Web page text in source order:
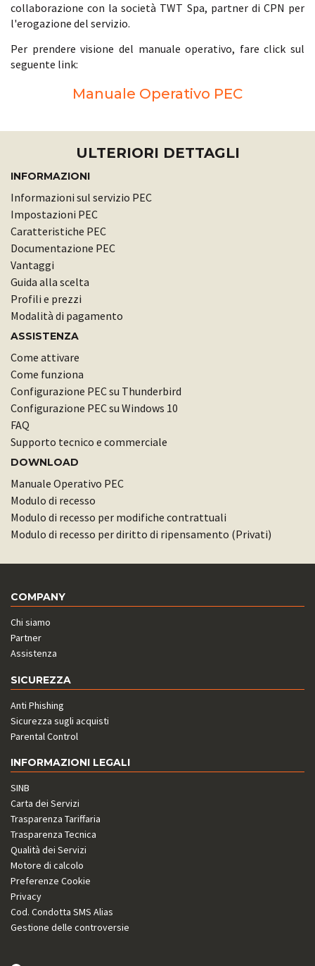
collaborazione con la società TWT Spa, partner di CPN per
l'erogazione del servizio.
Per prendere visione del manuale operativo, fare click sul
seguente link:
Manuale Operativo PEC
ULTERIORI DETTAGLI
INFORMAZIONI
Informazioni sul servizio PEC
Impostazioni PEC
Caratteristiche PEC
Documentazione PEC
Vantaggi
Guida alla scelta
Profili e prezzi
Modalità di pagamento
ASSISTENZA
Come attivare
Come funziona
Configurazione PEC su Thunderbird
Configurazione PEC su Windows 10
FAQ
Supporto tecnico e commerciale
DOWNLOAD
Manuale Operativo PEC
Modulo di recesso
Modulo di recesso per modifiche contrattuali
Modulo di recesso per diritto di ripensamento (Privati)
COMPANY
Chi siamo
Partner
Assistenza
SICUREZZA
Anti Phishing
Sicurezza sugli acquisti
Parental Control
INFORMAZIONI LEGALI
SINB
Carta dei Servizi
Trasparenza Tariffaria
Trasparenza Tecnica
Qualità dei Servizi
Motore di calcolo
Preferenze Cookie
Privacy
Cod. Condotta SMS Alias
Gestione delle controversie